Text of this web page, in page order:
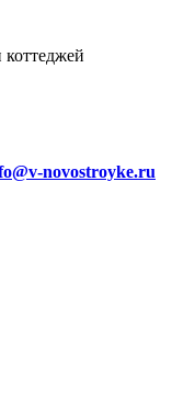
novostroyke.ru